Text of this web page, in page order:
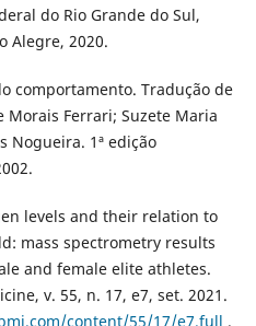
do Rio Grande do Sul,
Alegre, 2020.
comportamento. Tradução de
Morais Ferrari; Suzete Maria
Nogueira. 1ª edição
levels and their relation to
mass spectrometry results
and female elite athletes.
v. 55, n. 17, e7, set. 2021.
content/55/17/e7.full .